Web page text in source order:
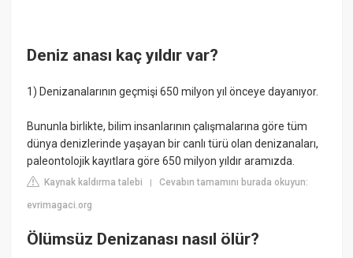
Deniz anası kaç yıldır var?
1) Denizanalarının geçmişi 650 milyon yıl önceye dayanıyor.
Bununla birlikte, bilim insanlarının çalışmalarına göre tüm
dünya denizlerinde yaşayan bir canlı türü olan denizanaları,
paleontolojik kayıtlara göre 650 milyon yıldır aramızda.
Kaynak kaldırma talebi |Cevabın tamamını burada okuyun:
evrimagaci.org
Ölümsüz Denizanası nasıl ölür?